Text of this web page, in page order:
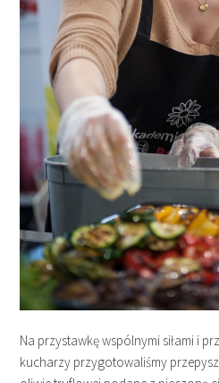
Na przystawkę wspólnymi siłami i
kucharzy przygotowaliśmy